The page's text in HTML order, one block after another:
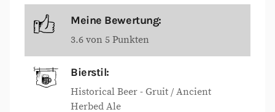
Meine Bewertung:
3.6 von 5 Punkten
Bierstil:
Historical Beer - Gruit / Ancient
Herbed Ale